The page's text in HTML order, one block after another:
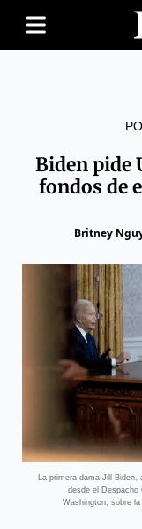
Biden pide
fondos de
Britney
La primera dama Jill
desde el Despacho
Washington, sobre